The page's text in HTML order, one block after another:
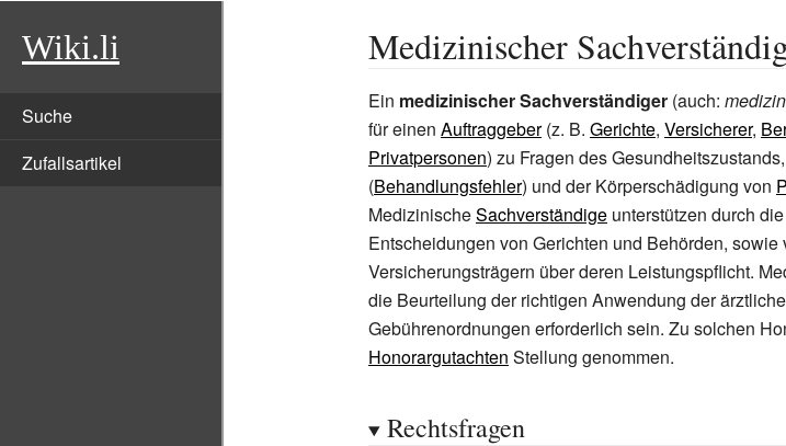
Wiki.li
Suche
Zufallsartikel
Medizinischer
Ein medizinischer Sachverständiger (auch:
für einen Auftraggeber(z. B. Gerichte, Versicherer,
Privatpersonen) zu Fragen des
(Behandlungsfehler) und der Körperschädigung von
MedizinischeSachverständige unterstützen durch
Entscheidungen von Gerichten und Behörden,
Versicherungsträgern über deren Leistungspflicht.
die Beurteilung der richtigen Anwendung der
Gebührenordnungen erforderlich sein. Zu solchen
Honorargutachten Stellung genommen.
Rechtsfragen